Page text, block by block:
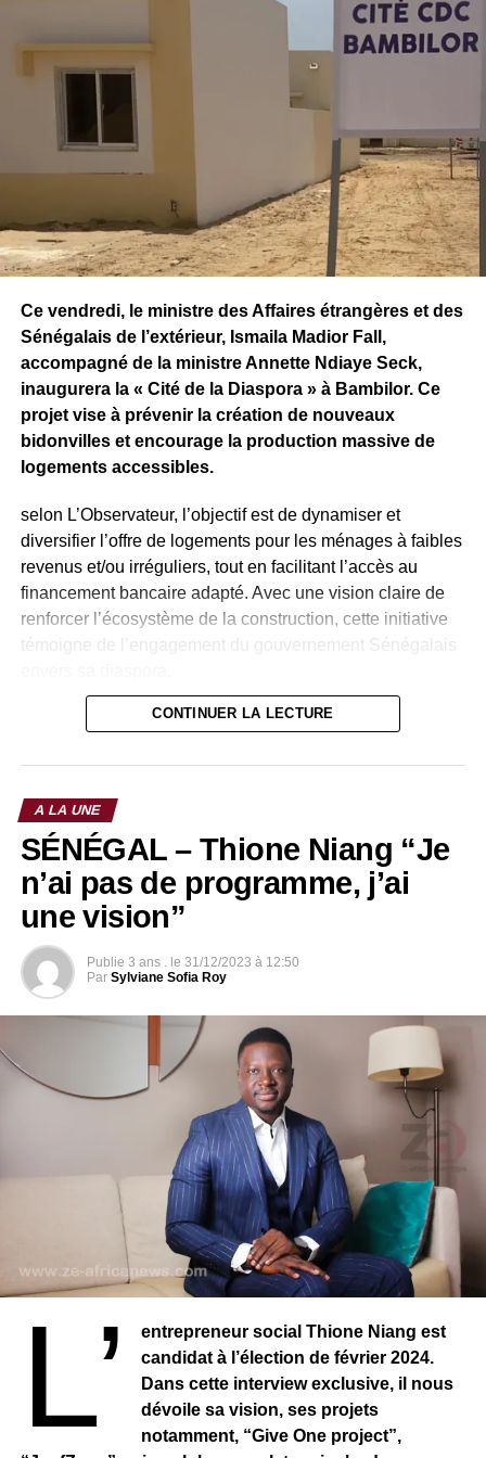
C’est dans une ambiance festive avec le groupe “Les
Confretis » que s’est terminée le meeting. Les leaders et
alliés du parti démocratique ont rejoint John Steenhuisen
sur la scène pour une photo de famille.
La date officielle des élections n’est pas encore annoncée
mais l’alliance Démocratique est déterminée à faire
entendre sa voix en ces périodes pré-électorales.
Ce vendredi, le ministre des Affaires étrangères et des
Sénégalais de l’extérieur, Ismaila Madior Fall,
accompagné de la ministre Annette Ndiaye Seck,
inaugurera la « Cité de la Diaspora » à Bambilor. Ce
projet vise à prévenir la création de nouveaux
bidonvilles et encourage la production massive de
logements accessibles.
selon L’Observateur, l’objectif est de dynamiser et
diversifier l’offre de logements pour les ménages à faibles
revenus et/ou irréguliers, tout en facilitant l’accès au
financement bancaire adapté. Avec une vision claire de
renforcer l’écosystème de la construction, cette initiative
témoigne de l’engagement du gouvernement Sénégalais
Les 100 000 logements prévus dans ce projet ont été
et ses collaborateurs, cherchant à répondre aux besoins
spécifiques et aux préoccupations en matière de
logement des Sénégalais vivant à l’étranger.
Source : PressAfrik
CONTINUER LA LECTURE
A LA UNE
SÉNÉGAL – Thione Niang “Je
n’ai pas de programme, j’ai
une vision”
Publie 3 ans . le 31/12/2023 à 12:50
Par Sylviane Sofia Roy
L’
entrepreneur social Thione Niang est
candidat à l’élection de février 2024.
Dans cette interview exclusive, il nous
dévoile sa vision, ses projets
notamment, “Give One project”,